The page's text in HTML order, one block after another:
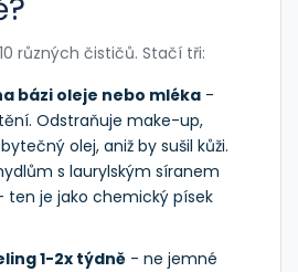
různých čističů. Stačí tři:
bázi oleje nebo mléka -
Odstraňuje make-up,
olej, aniž by sušil kůži.
s laurylským síranem
ten je jako chemický písek
1-2x týdně - ne jemné